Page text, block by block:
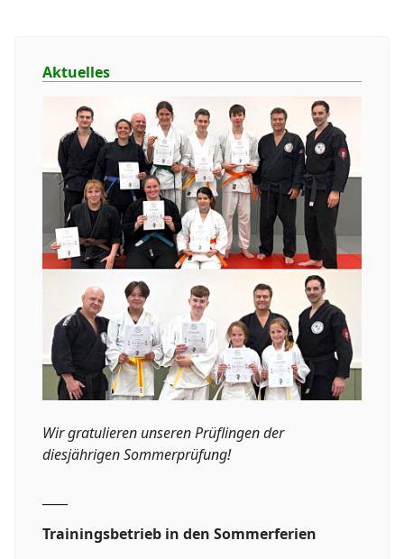
Aktuelles
Wir gratulieren unseren Prüflingen der
diesjährigen Sommerprüfung!
Trainingsbetrieb in den Sommerferien